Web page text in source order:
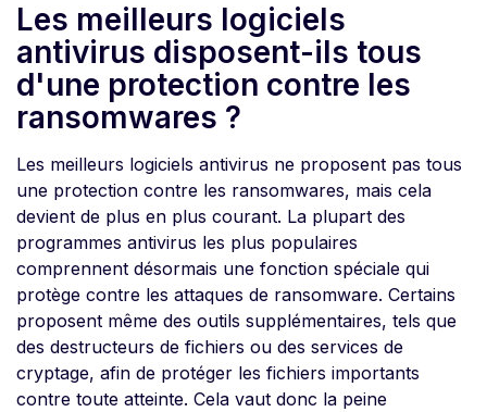
Les meilleurs logiciels
antivirus disposent-ils tous
d'une protection contre les
ransomwares ?
Les meilleurs logiciels antivirus ne proposent pas tous
une protection contre les ransomwares, mais cela
devient de plus en plus courant. La plupart des
programmes antivirus les plus populaires
comprennent désormais une fonction spéciale qui
protège contre les attaques de ransomware. Certains
proposent même des outils supplémentaires, tels que
des destructeurs de fichiers ou des services de
cryptage, afin de protéger les fichiers importants
contre toute atteinte. Cela vaut donc la peine